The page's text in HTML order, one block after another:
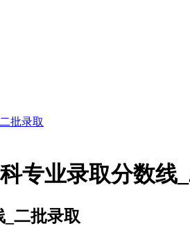
批录取
专业录取分数线
二批录取